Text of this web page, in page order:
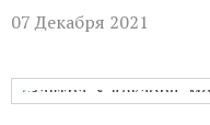
07 Декабря 2021